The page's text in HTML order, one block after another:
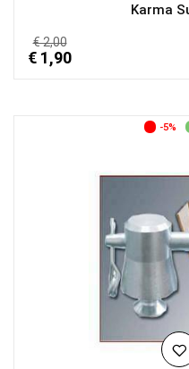
Karma
€ 2,00
€ 1,90
-5%